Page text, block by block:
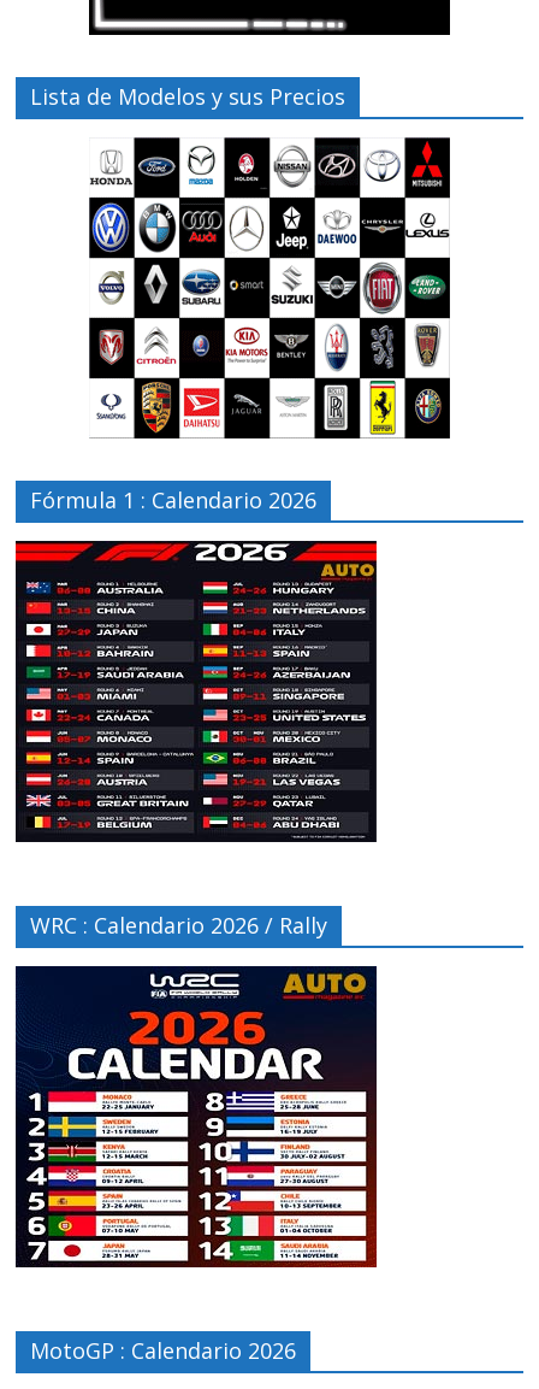
Lista de Modelos y sus Precios
Fórmula 1 : Calendario 2026
WRC : Calendario 2026 / Rally
MotoGP : Calendario 2026